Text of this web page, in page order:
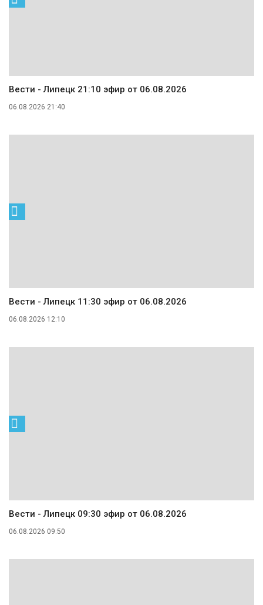
Вести - Липецк 21:10 эфир от 06.08.2026
06.08.2026 21:40
Вести - Липецк 11:30 эфир от 06.08.2026
06.08.2026 12:10
Вести - Липецк 09:30 эфир от 06.08.2026
06.08.2026 09:50